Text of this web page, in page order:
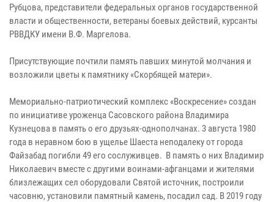
Рубцова, представители федеральных органов государственной
власти и общественности, ветераны боевых действий, курсанты
РВВДКУ имени В.Ф. Маргелова.
Присутствующие почтили память павших минутой молчания и
возложили цветы к памятнику «Скорбящей матери».
Мемориально-патриотический комплекс «Воскресение» создан
по инициативе уроженца Сасовского района Владимира
Кузнецова в память о его друзьях-однополчанах. 3 августа 1980
года в неравном бою в ущелье Шаеста неподалеку от города
Файзабад погибли 49 его сослуживцев. В память о них Владимир
Николаевич вместе с другими воинами-афганцами и жителями
близлежащих сел оборудовали Святой источник, построили
часовню, установили памятный камень, посадил сад. В 2019 году